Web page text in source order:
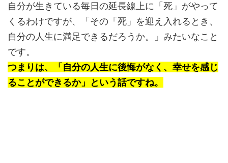
自分が生きている毎日の延長線上に「死」がやって
くるわけですが、「その「死」を迎え入れるとき、
自分の人生に満足できるだろうか。」みたいなこと
です。
つまりは、「自分の人生に後悔がなく、幸せを感じ
ることができるか」という話ですね。